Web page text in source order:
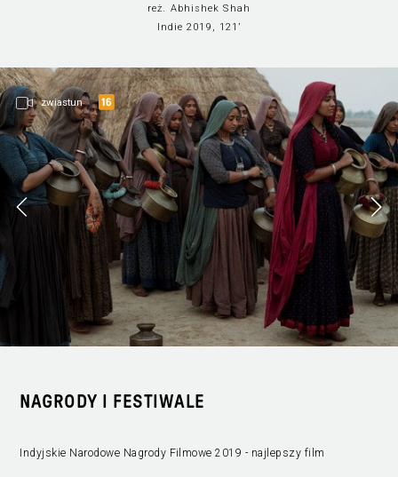
reż. Abhishek Shah
Indie 2019, 121’
zwiastun
NAGRODY I FESTIWALE
Indyjskie Narodowe Nagrody Filmowe 2019 - najlepszy film